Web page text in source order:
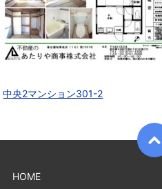
中央2マンション301-2
HOME